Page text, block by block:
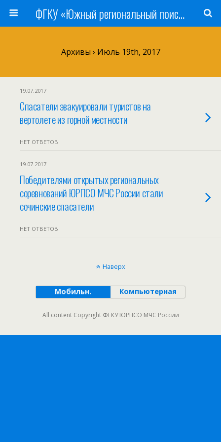
ФГКУ «Южный региональный поисково-спасательный отряд» МЧС России
Архивы › Июль 19th, 2017
19.07.2017
Спасатели эвакуировали туристов на
вертолете из горной местности
НЕТ ОТВЕТОВ
19.07.2017
Победителями открытых региональных
соревнований ЮРПСО МЧС России стали
сочинские спасатели
НЕТ ОТВЕТОВ
Наверх
Мобильн. Компьютерная
All content Copyright ФГКУ ЮРПСО МЧС России